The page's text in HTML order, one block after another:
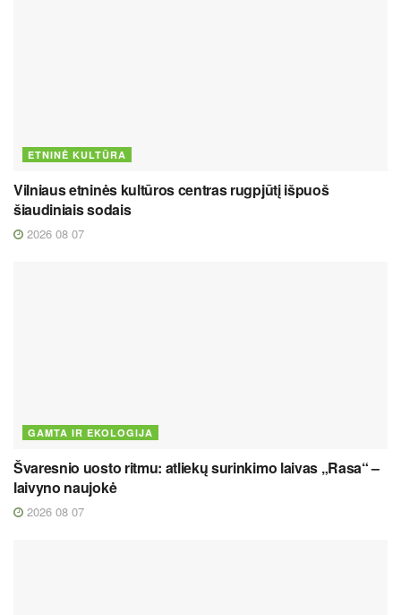
ETNINĖ KULTŪRA
Vilniaus etninės kultūros centras rugpjūtį išpuoš
šiaudiniais sodais
2026 08 07
GAMTA IR EKOLOGIJA
Švaresnio uosto ritmu: atliekų surinkimo laivas „Rasa“ –
laivyno naujokė
2026 08 07